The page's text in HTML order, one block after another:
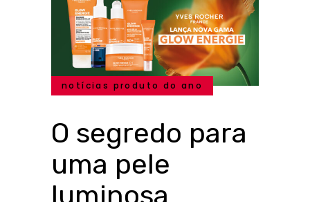
notícias produto do ano
O segredo para
uma pele
luminosa